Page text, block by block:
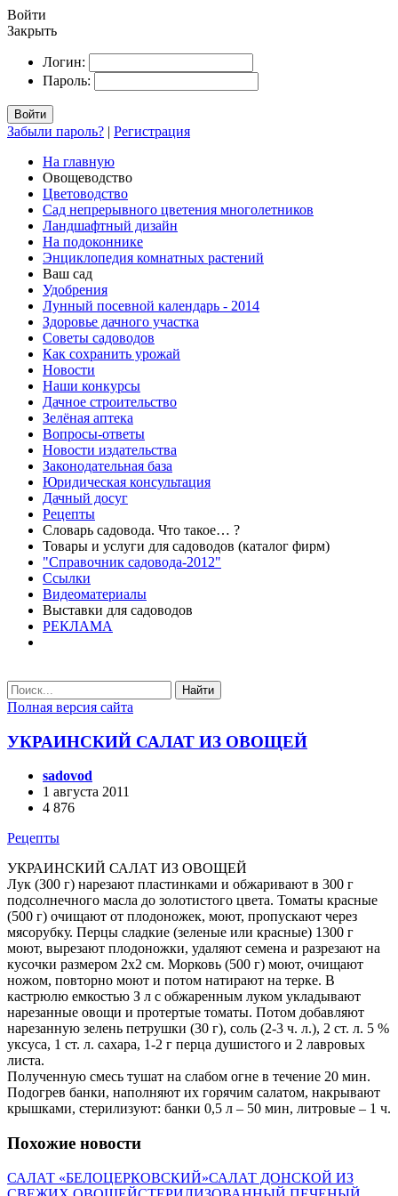
Войти
Закрыть
Логин:
Пароль:
Войти
Забыли пароль? | Регистрация
На главную
Овощеводство
Цветоводство
Сад непрерывного цветения многолетников
Ландшафтный дизайн
На подоконнике
Энциклопедия комнатных растений
Ваш сад
Удобрения
Лунный посевной календарь - 2014
Здоровье дачного участка
Советы садоводов
Как сохранить урожай
Новости
Наши конкурсы
Дачное строительство
Зелёная аптека
Вопросы-ответы
Новости издательства
Законодательная база
Юридическая консультация
Дачный досуг
Рецепты
Словарь садовода. Что такое… ?
Товары и услуги для садоводов (каталог фирм)
"Справочник садовода-2012"
Ссылки
Видеоматериалы
Выставки для садоводов
РЕКЛАМА
Найти
Полная версия сайта
УКРАИНСКИЙ САЛАТ ИЗ ОВОЩЕЙ
sadovod
1 августа 2011
4 876
Рецепты
УКРАИНСКИЙ САЛАТ ИЗ ОВОЩЕЙ
Лук (300 г) нарезают пластинками и обжаривают в 300 г
подсолнечного масла до золотистого цвета. Томаты красные
(500 г) очищают от плодоножек, моют, пропускают через
мясорубку. Перцы сладкие (зеленые или красные) 1300 г
моют, вырезают плодоножки, удаляют семена и разрезают на
кусочки размером 2x2 см. Морковь (500 г) моют, очищают
ножом, повторно моют и потом натирают на терке. В
кастрюлю емкостью З л с обжаренным луком укладывают
нарезанные овощи и протертые томаты. Потом добавляют
нарезанную зелень петрушки (30 г), соль (2-3 ч. л.), 2 ст. л. 5 %
уксуса, 1 ст. л. сахара, 1-2 г перца душистого и 2 лавровых
листа.
Полученную смесь тушат на слабом огне в течение 20 мин.
Подогрев банки, наполняют их горячим салатом, накрывают
крышками, стерилизуют: банки 0,5 л – 50 мин, литровые – 1 ч.
Похожие новости
САЛАТ «БЕЛОЦЕРКОВСКИЙ»САЛАТ ДОНСКОЙ ИЗ